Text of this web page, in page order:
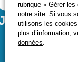
rejoint
rubrique « Gérer
notre site. Si vous
utilisons les
plus d’information,
données.